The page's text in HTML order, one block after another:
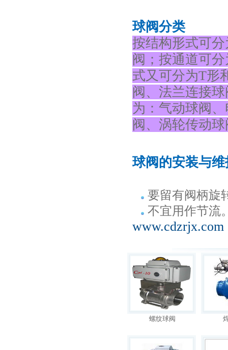
球阀分类
按结构形式可
阀；按通道可
式又可分为T形
阀、法兰连接
为：气动球阀
阀、涡轮传动
球阀的安装与
要留有阀柄旋
不宜用作节流
www.cdzrjx.com
螺纹球阀